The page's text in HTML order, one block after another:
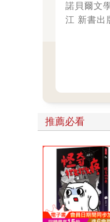
諾貝爾文
江 新書出
推薦必看